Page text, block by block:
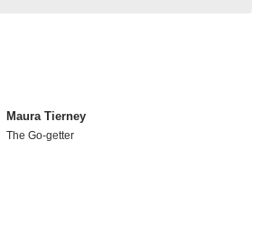
Maura Tierney
The Go-getter